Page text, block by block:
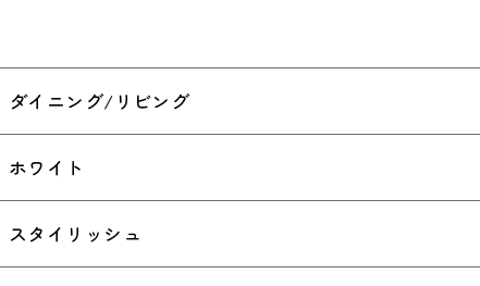
ダイニング/リビング
ホワイト
スタイリッシュ